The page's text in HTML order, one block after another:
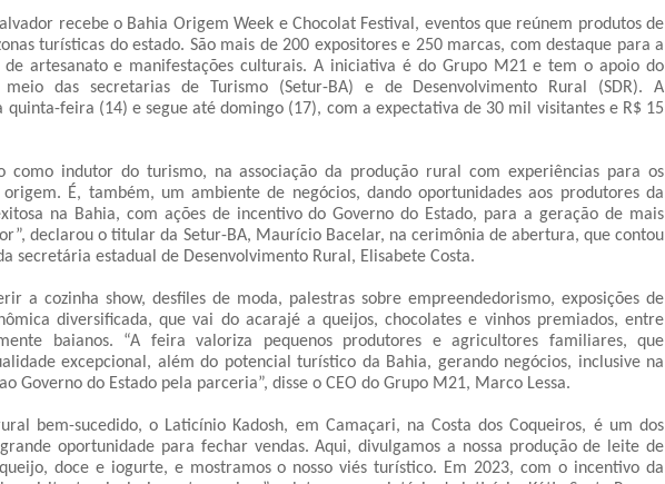
recebe o Bahia Origem Week e Chocolat Festival, eventos que reúnem produtos de
turísticas do estado. São mais de 200 expositores e 250 marcas, com destaque para a
artesanato e manifestações culturais. A iniciativa é do Grupo M21 e tem o apoio do
das secretarias de Turismo (Setur-BA) e de Desenvolvimento Rural (SDR). A
feira (14) e segue até domingo (17), com a expectativa de 30 mil visitantes e R$ 15
como indutor do turismo, na associação da produção rural com experiências para os
É, também, um ambiente de negócios, dando oportunidades aos produtores da
na Bahia, com ações de incentivo do Governo do Estado, para a geração de mais
declarou o titular da Setur-BA, Maurício Bacelar, na cerimônia de abertura, que contou
secretária estadual de Desenvolvimento Rural, Elisabete Costa.
a cozinha show, desfiles de moda, palestras sobre empreendedorismo, exposições de
diversificada, que vai do acarajé a queijos, chocolates e vinhos premiados, entre
baianos. “A feira valoriza pequenos produtores e agricultores familiares, que
excepcional, além do potencial turístico da Bahia, gerando negócios, inclusive na
Governo do Estado pela parceria”, disse o CEO do Grupo M21, Marco Lessa.
bem-sucedido, o Laticínio Kadosh, em Camaçari, na Costa dos Coqueiros, é um dos
oportunidade para fechar vendas. Aqui, divulgamos a nossa produção de leite de
doce e iogurte, e mostramos o nosso viés turístico. Em 2023, com o incentivo da